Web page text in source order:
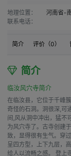
地理位置：
河南省-
联系电话：
简介 评价（0）
简介
临汝风穴寺简介
在临汝县，它位于千峰
奇怪的石洞。洞很深,可
间,风从洞中冲出，猛不
为风穴寺了。古寺创建
致，显得很有生气。穿
呈四方型，上下九层，
给人以流畅之感。 登上